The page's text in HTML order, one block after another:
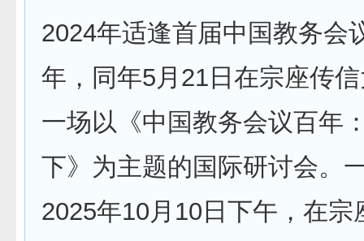
2024年适逢首届中国教务会
年，同年5月21日在宗座传
一场以《中国教务会议百年
下》为主题的国际研讨会。
2025年10月10日下午，在宗